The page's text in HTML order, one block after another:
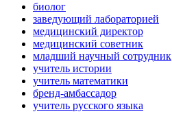
биолог
заведующий лабораторией
медицинский директор
медицинский советник
младший научный сотрудник
учитель истории
учитель математики
бренд-амбассадор
учитель русского языка